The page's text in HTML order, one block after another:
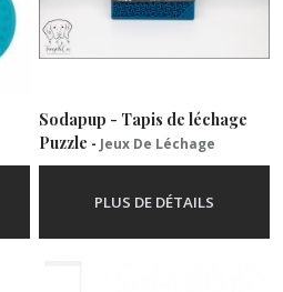
Sodapup - Tapis de léchage
Puzzle - Jeux De Léchage
PLUS DE DÉTAILS